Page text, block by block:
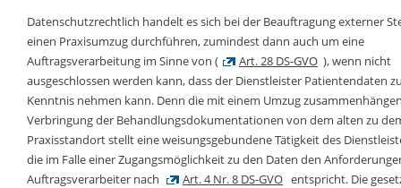
Datenschutzrechtlich handelt es sich bei der Beauftragung externer
einen Praxisumzug durchführen, zumindest dann auch um eine
Auftragsverarbeitung im Sinne von (
Art. 28 DS-GVO ), wenn nicht
ausgeschlossen werden kann, dass der Dienstleister Patientendaten
Kenntnis nehmen kann. Denn die mit einem Umzug
Verbringung der Behandlungsdokumentationen von dem alten zu
Praxisstandort stellt eine weisungsgebundene Tätigkeit des
die im Falle einer Zugangsmöglichkeit zu den Daten den
Auftragsverarbeiter nach
Art. 4 Nr. 8 DS-GVO entspricht. Die